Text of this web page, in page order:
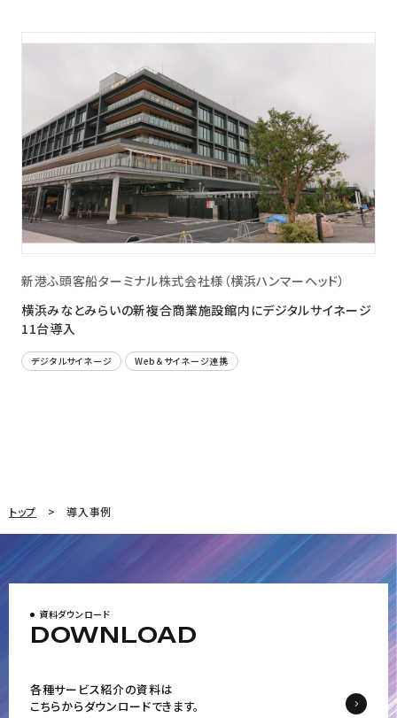
新港ふ頭客船ターミナル株式会社様（横浜ハンマーヘッド）
横浜みなとみらいの新複合商業施設館内にデジタルサイネージ
11台導入
デジタルサイネージ Web＆サイネージ連携
トップ 導入事例
資料ダウンロード
DOWNLOAD
各種サービス紹介の資料は
こちらからダウンロードできます。